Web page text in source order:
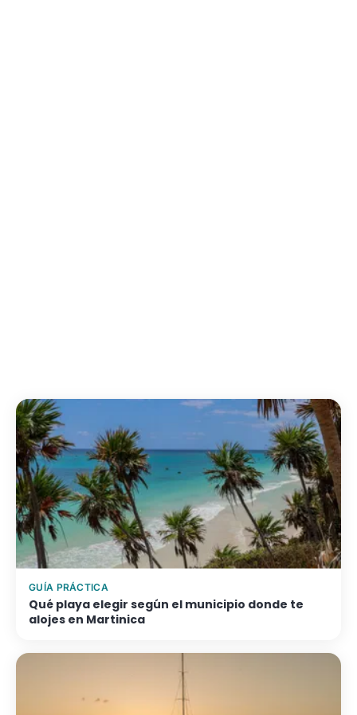
GUÍA PRÁCTICA
Qué playa elegir según el municipio donde te
alojes en Martinica